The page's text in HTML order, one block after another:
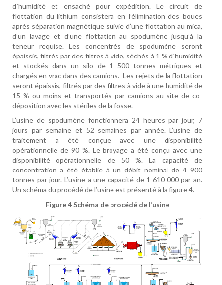
d`humidité et ensaché pour expédition. Le circuit de
flottation du lithium consistera en l’élimination des boues
après séparation magnétique suivie d’une flottation au mica,
d’un lavage et d’une flottation au spodumène jusqu’à la
teneur requise. Les concentrés de spodumène seront
épaissis, filtrés par des filtres à vide, séchés à 1 % d`humidité
et stockés dans un silo de 1 500 tonnes métriques et
chargés en vrac dans des camions. Les rejets de la flottation
seront épaissis, filtrés par des filtres à vide à une humidité de
15 % ou moins et transportés par camions au site de co-
déposition avec les stériles de la fosse.
L’usine de spodumène fonctionnera 24 heures par jour, 7
jours par semaine et 52 semaines par année. L’usine de
traitement a été conçue avec une disponibilité
opérationnelle de 90 %. Le broyage a été conçu avec une
disponibilité opérationnelle de 50 %. La capacité de
concentration a été établie à un débit nominal de 4 900
tonnes par jour. L’usine a une capacité de 1 610 000 par an.
Un schéma du procédé de l’usine est présenté à la figure 4.
Figure 4Schéma de procédé de l’usine